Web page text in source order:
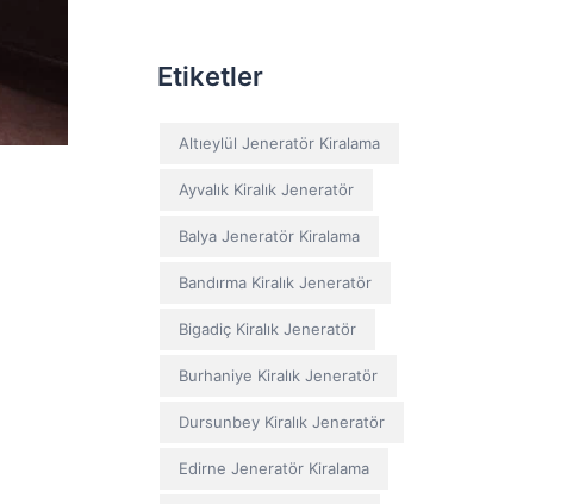
Etiketler
Altıeylül Jeneratör Kiralama
Ayvalık Kiralık Jeneratör
Balya Jeneratör Kiralama
Bandırma Kiralık Jeneratör
Bigadiç Kiralık Jeneratör
Burhaniye Kiralık Jeneratör
Dursunbey Kiralık Jeneratör
Edirne Jeneratör Kiralama